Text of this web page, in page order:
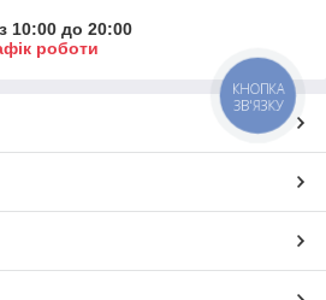
10:00 до 20:00
роботи
КНОПКА
ЗВ'ЯЗКУ